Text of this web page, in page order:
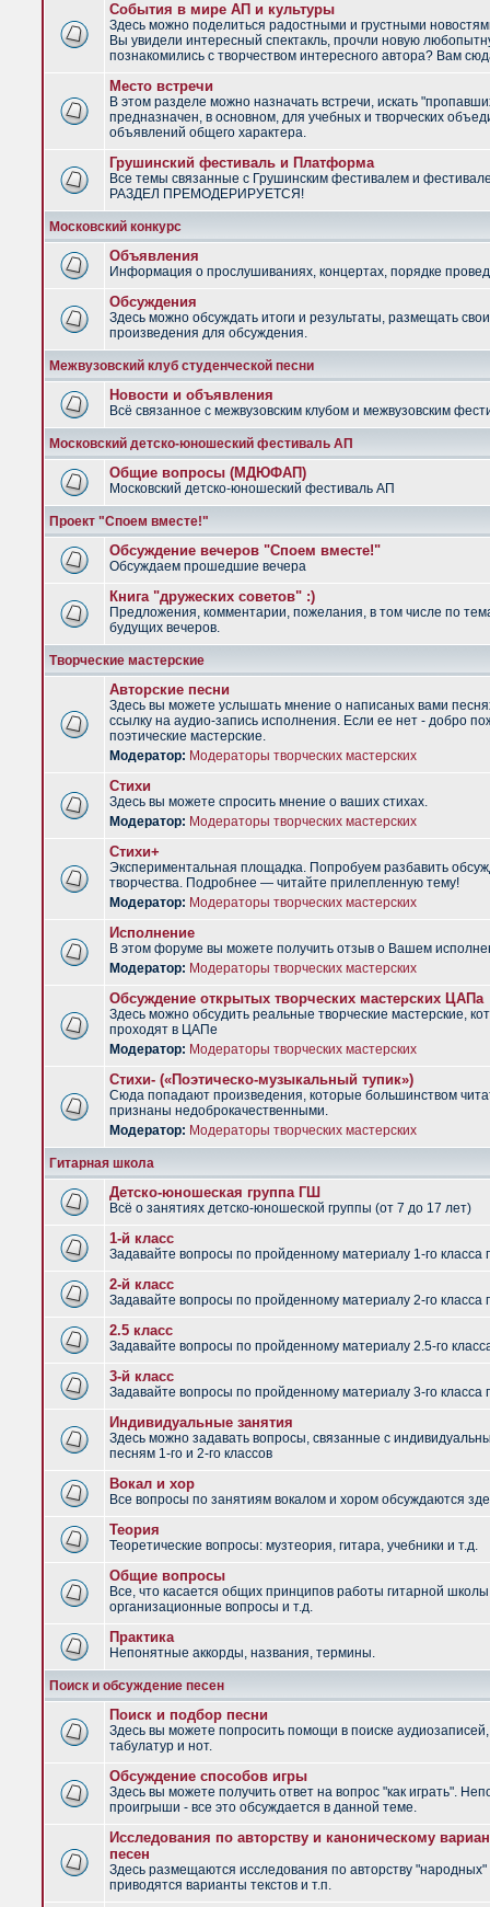
События в мире АП и культуры
Здесь можно поделиться радостными и грустными
Вы увидели интересный спектакль, прочли новую
познакомились с творчеством интересного автора? Вам
Место встречи
В этом разделе можно назначать встречи, искать
предназначен, в основном, для учебных и творческих
объявлений общего характера.
Грушинский фестиваль и Платформа
Все темы связанные с Грушинским фестивалем и
РАЗДЕЛ ПРЕМОДЕРИРУЕТСЯ!
Московский конкурс
Объявления
Информация о прослушиваниях, концертах, порядке
Обсуждения
Здесь можно обсуждать итоги и результаты, размещать
произведения для обсуждения.
Межвузовский клуб студенческой песни
Новости и объявления
Всё связанное с межвузовским клубом и межвузовским
Московский детско-юношеский фестиваль АП
Общие вопросы (МДЮФАП)
Московский детско-юношеский фестиваль АП
Проект "Споем вместе!"
Обсуждение вечеров "Споем вместе!"
Обсуждаем прошедшие вечера
Книга "дружеских советов" :)
Предложения, комментарии, пожелания, в том числе по
будущих вечеров.
Творческие мастерские
Авторские песни
Здесь вы можете услышать мнение о написаных вами
ссылку на аудио-запись исполнения. Если ее нет - добро
поэтические мастерские.
Модератор: Модераторы творческих мастерских
Стихи
Здесь вы можете спросить мнение о ваших стихах.
Модератор: Модераторы творческих мастерских
Стихи+
Экспериментальная площадка. Попробуем разбавить
творчества. Подробнее — читайте прилепленную тему!
Модератор: Модераторы творческих мастерских
Исполнение
В этом форуме вы можете получить отзыв о Вашем
Модератор: Модераторы творческих мастерских
Обсуждение открытых творческих мастерских ЦАПа
Здесь можно обсудить реальные творческие мастерские,
проходят в ЦАПе
Модератор: Модераторы творческих мастерских
Стихи- («Поэтическо-музыкальный тупик»)
Сюда попадают произведения, которые большинством
признаны недоброкачественными.
Модератор: Модераторы творческих мастерских
Гитарная школа
Детско-юношеская группа ГШ
Всё о занятиях детско-юношеской группы (от 7 до 17 лет)
1-й класс
Задавайте вопросы по пройденному материалу 1-го класса
2-й класс
Задавайте вопросы по пройденному материалу 2-го класса
2.5 класс
Задавайте вопросы по пройденному материалу 2.5-го
3-й класс
Задавайте вопросы по пройденному материалу 3-го класса
Индивидуальные занятия
Здесь можно задавать вопросы, связанные с
песням 1-го и 2-го классов
Вокал и хор
Все вопросы по занятиям вокалом и хором обсуждаются
Теория
Теоретические вопросы: музтеория, гитара, учебники и т.д.
Общие вопросы
Все, что касается общих принципов работы гитарной
организационные вопросы и т.д.
Практика
Непонятные аккорды, названия, термины.
Поиск и обсуждение песен
Поиск и подбор песни
Здесь вы можете попросить помощи в поиске аудиозаписей,
табулатур и нот.
Обсуждение способов игры
Здесь вы можете получить ответ на вопрос "как играть".
проигрыши - все это обсуждается в данной теме.
Исследования по авторству и каноническому
песен
Здесь размещаются исследования по авторству "народных"
приводятся варианты текстов и т.п.